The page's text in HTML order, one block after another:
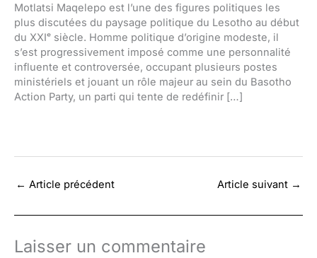
Motlatsi Maqelepo est l’une des figures politiques les
plus discutées du paysage politique du Lesotho au début
du XXIᵉ siècle. Homme politique d’origine modeste, il
s’est progressivement imposé comme une personnalité
influente et controversée, occupant plusieurs postes
ministériels et jouant un rôle majeur au sein du Basotho
Action Party, un parti qui tente de redéfinir […]
← Article précédent Article suivant →
Laisser un commentaire